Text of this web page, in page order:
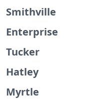
Smithville
Enterprise
Tucker
Hatley
Myrtle